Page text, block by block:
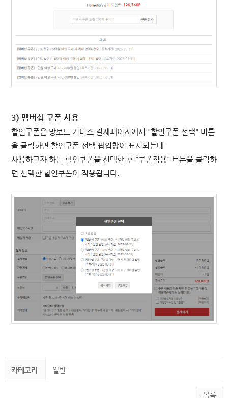
3) 멤버십 쿠폰 사용
할인쿠폰은 망보드 커머스 결제페이지에서 "할인쿠폰 선택" 버튼
을 클릭하면 할인쿠폰 선택 팝업창이 표시되는데
사용하고자 하는 할인쿠폰을 선택한 후 "쿠폰적용" 버튼을 클릭하
면 선택한 할인쿠폰이 적용됩니다.
카테고리 일반
목록